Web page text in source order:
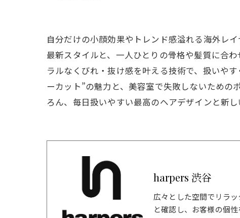
自分だけの小顔効果やトレンド感溢れる海外レ
最新スタイルと、一人ひとりの骨格や髪質に合
ラルなくびれ・抜け感を叶える技術で、扱いや
ーカット”の魅力と、美容室で失敗しないための
ろん、毎日扱いやすい最高のヘアデザインと新
harpers 渋谷
広々とした空間でリラ
と確認し、お客様の個